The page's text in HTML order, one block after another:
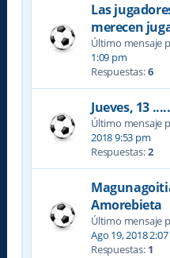
Las
merecen
Último mensaje
1:09 pm
Respuestas:6
Jueves, 13
Último mensaje
2018 9:53 pm
Respuestas:2
Amorebieta
Último mensaje
Ago 19, 2018
Respuestas: 1